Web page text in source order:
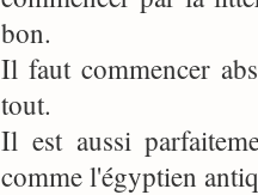
bon.
Il faut commencer
tout.
Il est aussi
comme l'égyptien